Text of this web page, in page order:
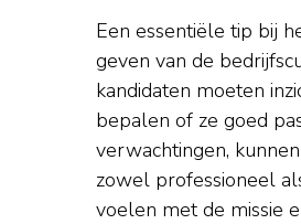
Een essentiële tip bij
geven van de
kandidaten moeten
bepalen of ze goed
verwachtingen,
zowel professioneel
voelen met de missie